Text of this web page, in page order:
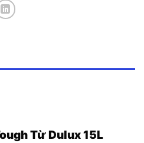
Từ Dulux 15L